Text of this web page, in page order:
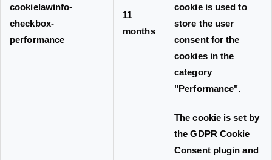
cookielawinfo-
checkbox-
performance
11
months
cookie is used to
store the user
consent for the
cookies in the
category
"Performance".
The cookie is set by
the GDPR Cookie
Consent plugin and